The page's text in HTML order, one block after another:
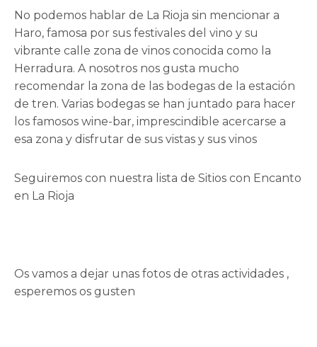
No podemos hablar de La Rioja sin mencionar a
Haro, famosa por sus festivales del vino y su
vibrante calle zona de vinos conocida como la
Herradura. A nosotros nos gusta mucho
recomendar la zona de las bodegas de la estación
de tren. Varias bodegas se han juntado para hacer
los famosos wine-bar, imprescindible acercarse a
esa zona y disfrutar de sus vistas y sus vinos
Seguiremos con nuestra lista de Sitios con Encanto
en La Rioja
Os vamos a dejar unas fotos de otras actividades ,
esperemos os gusten